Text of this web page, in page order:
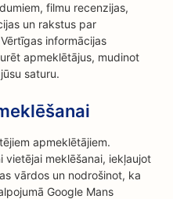
filmu recenzijas,
un rakstus par
informācijas
apmeklētājus, mudinot
saturu.
apmeklētājiem.
meklēšanai, iekļaujot
vārdos un nodrošinot, ka
Google Mans